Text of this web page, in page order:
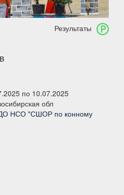
Результаты
по 10.07.2025
обл
НСО "СШОР по конному